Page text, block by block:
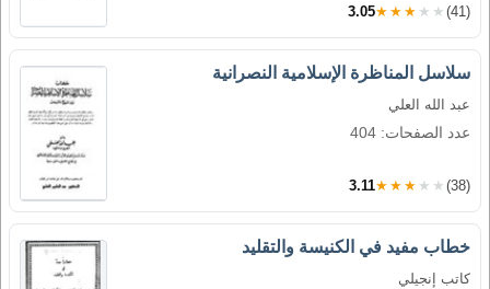
3.05★★★★★ (41)
سلاسل المناظرة الإسلامية النصرانية
عبد الله العلي
عدد الصفحات: 404
3.11★★★★★ (38)
خطاب مفيد في الكنيسة والتقليد
كاتب إنجيلي